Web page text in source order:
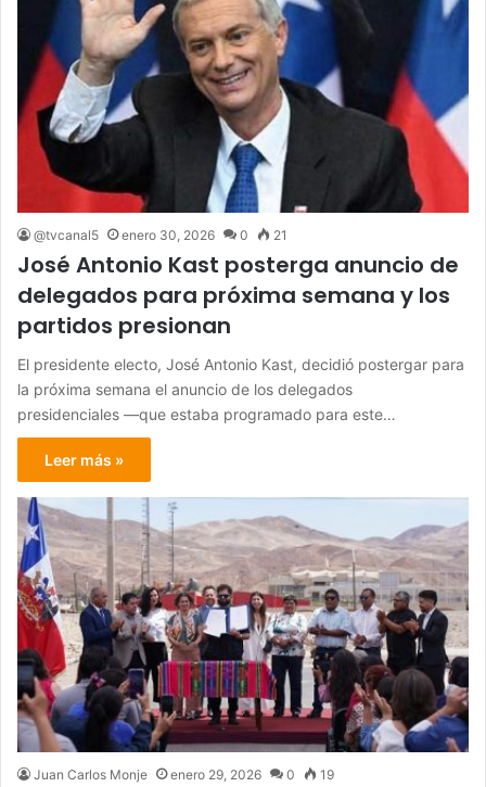
@tvcanal5 enero 30, 2026 0 21
José Antonio Kast posterga anuncio de
delegados para próxima semana y los
partidos presionan
El presidente electo, José Antonio Kast, decidió postergar para
la próxima semana el anuncio de los delegados
presidenciales —que estaba programado para este…
Leer más »
Juan Carlos Monje enero 29, 2026 0 19